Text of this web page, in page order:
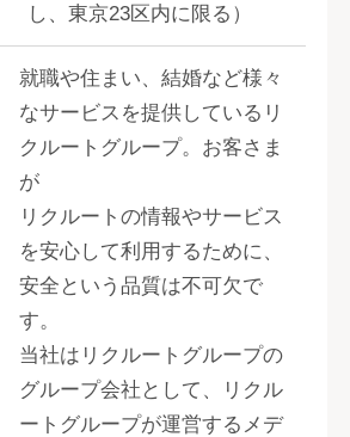
し、東京23区内に限る）
就職や住まい、結婚など様々
なサービスを提供しているリ
クルートグループ。お客さま
が
リクルートの情報やサービス
を安心して利用するために、
安全という品質は不可欠で
す。
当社はリクルートグループの
グループ会社として、リクル
ートグループが運営するメデ